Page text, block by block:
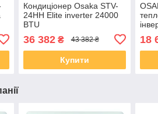
Кондиціонер Osaka STV-
24HH Elite inverter 24000
BTU
36 382₴ 43 382 ₴
Купити
18